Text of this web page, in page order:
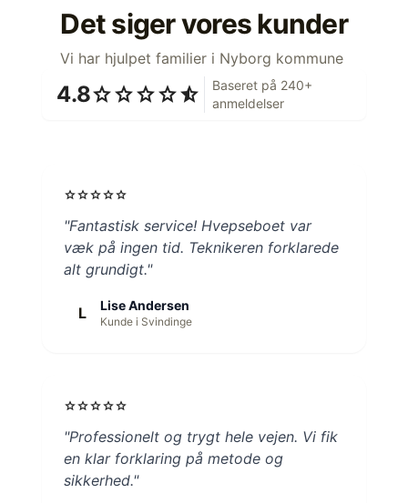
Det siger vores kunder
Vi har hjulpet familier i Nyborg kommune
4.8starstarstarstarstar_half
Baseret på 240+
anmeldelser
starstarstarstarstar
"Fantastisk service! Hvepseboet var
væk på ingen tid. Teknikeren forklarede
alt grundigt."
L Lise Andersen
Kunde i Svindinge
starstarstarstarstar
"Professionelt og trygt hele vejen. Vi fik
en klar forklaring på metode og
sikkerhed."